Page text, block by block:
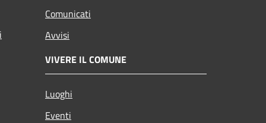
Comunicati
Avvisi
VIVERE IL COMUNE
Luoghi
Eventi